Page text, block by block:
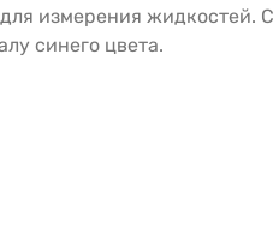
измерения жидкостей.
синего цвета.